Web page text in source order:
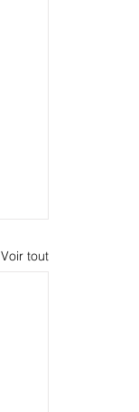
Voir tout